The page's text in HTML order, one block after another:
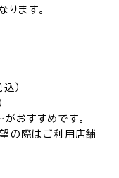
ます。
）
おすすめです。
の際はご利用店舗